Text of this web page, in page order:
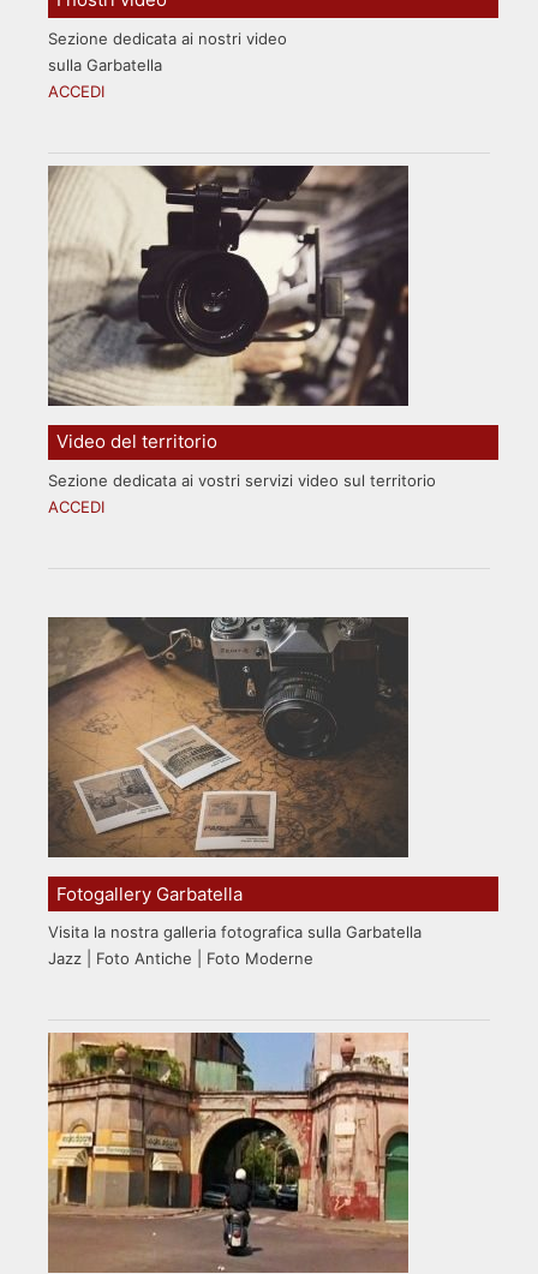
Sezione dedicata ai nostri video
sulla Garbatella
ACCEDI
Video del territorio
Sezione dedicata ai vostri servizi video sul territorio
ACCEDI
Fotogallery Garbatella
Visita la nostra galleria fotografica sulla Garbatella
Jazz | Foto Antiche | Foto Moderne